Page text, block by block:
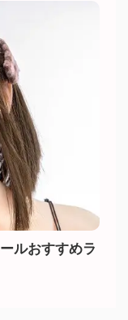
ルおすすめラ